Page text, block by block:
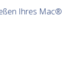
Ihres Mac®